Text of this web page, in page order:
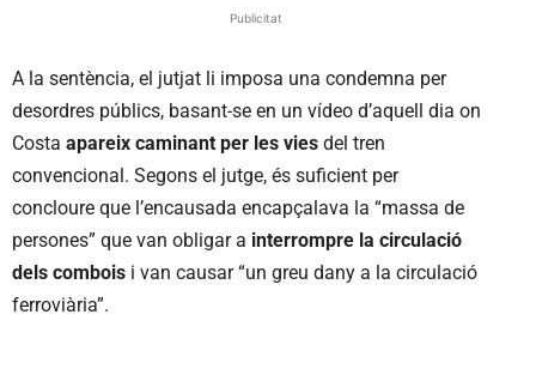
Publicitat
A la sentència, el jutjat li imposa una condemna per
desordres públics, basant-se en un vídeo d’aquell dia on
Costa apareix caminant per les vies del tren
convencional. Segons el jutge, és suficient per
concloure que l’encausada encapçalava la “massa de
persones” que van obligar a interrompre la circulació
dels combois i van causar “un greu dany a la circulació
ferroviària”.